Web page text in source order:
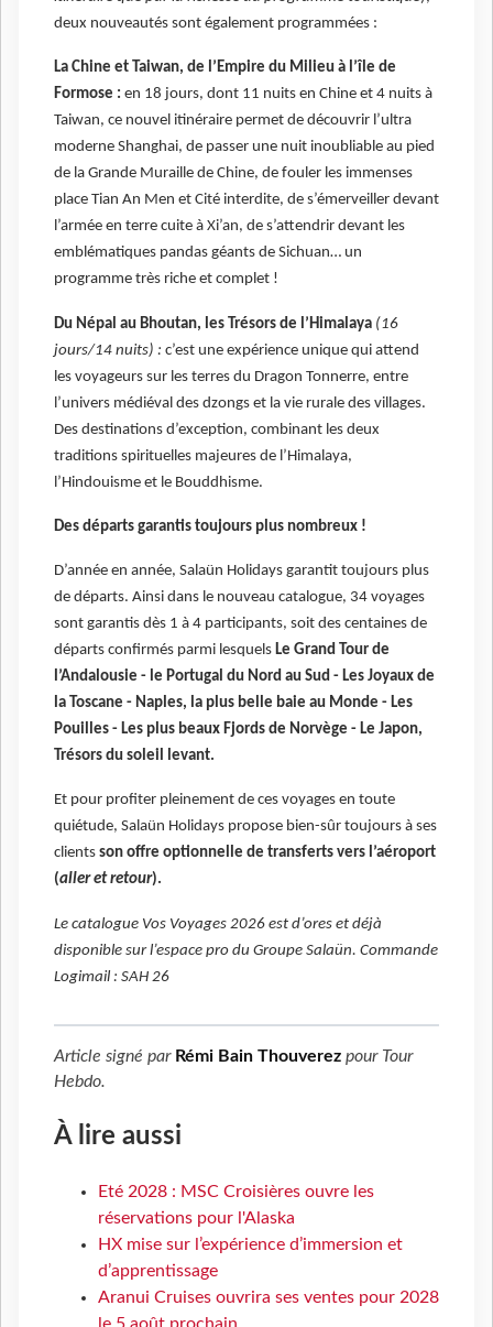
deux nouveautés sont également programmées :
La Chine et Taiwan, de l’Empire du Milieu à l’île de
Formose : en 18 jours, dont 11 nuits en Chine et 4 nuits à
Taiwan, ce nouvel itinéraire permet de découvrir l’ultra
moderne Shanghai, de passer une nuit inoubliable au pied
de la Grande Muraille de Chine, de fouler les immenses
place Tian An Men et Cité interdite, de s’émerveiller devant
l’armée en terre cuite à Xi’an, de s’attendrir devant les
emblématiques pandas géants de Sichuan… un
programme très riche et complet !
Du Népal au Bhoutan, les Trésors de l’Himalaya (16
jours/14 nuits) : c’est une expérience unique qui attend
les voyageurs sur les terres du Dragon Tonnerre, entre
l’univers médiéval des dzongs et la vie rurale des villages.
Des destinations d’exception, combinant les deux
traditions spirituelles majeures de l’Himalaya,
l’Hindouisme et le Bouddhisme.
Des départs garantis toujours plus nombreux !
D’année en année, Salaün Holidays garantit toujours plus
de départs. Ainsi dans le nouveau catalogue, 34 voyages
sont garantis dès 1 à 4 participants, soit des centaines de
départs confirmés parmi lesquels Le Grand Tour de
l’Andalousie - le Portugal du Nord au Sud - Les Joyaux de
la Toscane - Naples, la plus belle baie au Monde - Les
Pouilles - Les plus beaux Fjords de Norvège - Le Japon,
Trésors du soleil levant.
Et pour profiter pleinement de ces voyages en toute
quiétude, Salaün Holidays propose bien-sûr toujours à ses
clients son offre optionnelle de transferts vers l’aéroport
(aller et retour).
Le catalogue Vos Voyages 2026 est d’ores et déjà
disponible sur l’espace pro du Groupe Salaün. Commande
Logimail : SAH 26
Article signé par Rémi Bain Thouverez pour Tour
Hebdo.
À lire aussi
Eté 2028 : MSC Croisières ouvre les
réservations pour l'Alaska
HX mise sur l’expérience d’immersion et
d’apprentissage
Aranui Cruises ouvrira ses ventes pour 2028
le 5 août prochain